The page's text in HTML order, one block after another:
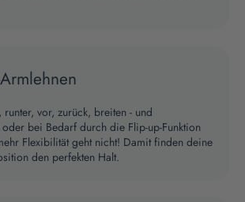
runter, vor, zurück, breiten - und
bei Bedarf durch die Flip-up-Funktion
Flexibilität geht nicht! Damit finden deine
den perfekten Halt.